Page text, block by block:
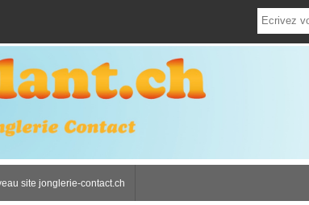
site jonglerie-contact.ch